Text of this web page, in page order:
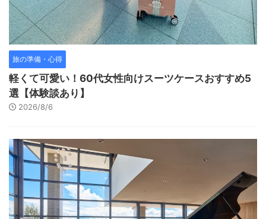
旅の準備・心得
軽くて可愛い！60代女性向けスーツケースおすすめ5
選【体験談あり】
2026/8/6